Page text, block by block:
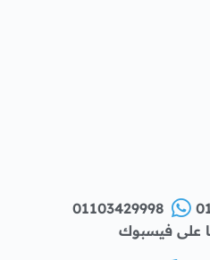
01103429998
على فيسبوك